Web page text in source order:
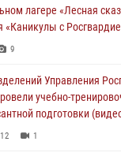
Росгвардии
2
Аверин выступил на
форуме
лагере «Лесная
с
9
Управления
учебно-
подготовки
12 1